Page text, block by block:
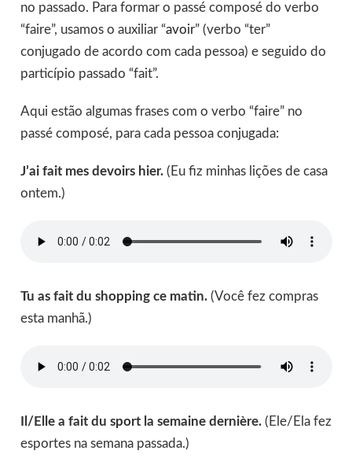
no passado. Para formar o passé composé do verbo
“faire”, usamos o auxiliar “avoir” (verbo “ter”
conjugado de acordo com cada pessoa) e seguido do
particípio passado “fait”.
Aqui estão algumas frases com o verbo “faire” no
passé composé, para cada pessoa conjugada:
J’ai fait mes devoirs hier.(Eu fiz minhas lições de casa
ontem.)
Tu as fait du shopping ce matin.(Você fez compras
esta manhã.)
Il/Elle a fait du sport la semaine dernière. (Ele/Ela fez
esportes na semana passada.)